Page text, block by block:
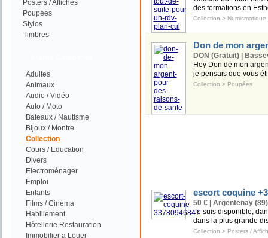
Posters / Affiches
Poupées
Stylos
Timbres
Adultes
Animaux
Audio / Vidéo
Auto / Moto
Bateaux / Nautisme
Bijoux / Montre
Collection
Cours / Education
Divers
Electroménager
Emploi
Enfants
Films / Cinéma
Habillement
Hôtellerie Restauration
Immobilier a Louer
des formations en
Collection > Numismatique
Don de mon
DON (Gratuit) |
Hey Don de mon
je pensais que vous
Collection > Poupées
escort coquine
50 € | Argentenay (89)
Je suis disponible,
dans la plus grande
Collection > Posters /